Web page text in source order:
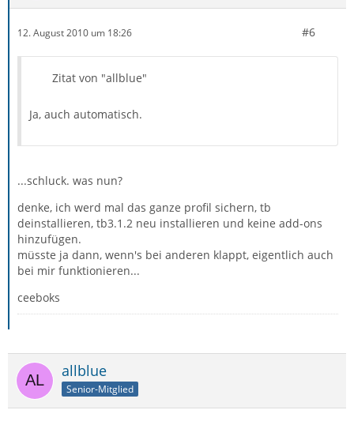
12. August 2010 um 18:26 #6
Zitat von "allblue"
Ja, auch automatisch.
...schluck. was nun?
denke, ich werd mal das ganze profil sichern, tb
deinstallieren, tb3.1.2 neu installieren und keine add-ons
hinzufügen.
müsste ja dann, wenn's bei anderen klappt, eigentlich auch
bei mir funktionieren...
ceeboks
allblue
Senior-Mitglied